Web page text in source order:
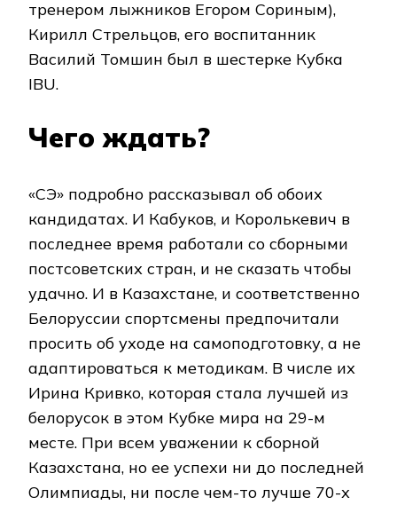
тренером лыжников Егором Сориным),
Кирилл Стрельцов, его воспитанник
Василий Томшин был в шестерке Кубка
IBU.
Чего ждать?
«СЭ» подробно рассказывал об обоих
кандидатах. И Кабуков, и Королькевич в
последнее время работали со сборными
постсоветских стран, и не сказать чтобы
удачно. И в Казахстане, и соответственно
Белоруссии спортсмены предпочитали
просить об уходе на самоподготовку, а не
адаптироваться к методикам. В числе их
Ирина Кривко, которая стала лучшей из
белорусок в этом Кубке мира на 29-м
месте. При всем уважении к сборной
Казахстана, но ее успехи ни до последней
Олимпиады, ни после чем-то лучше 70-х